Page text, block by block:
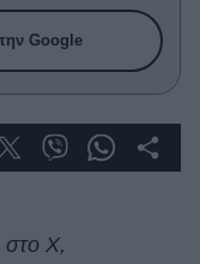
Google
X,